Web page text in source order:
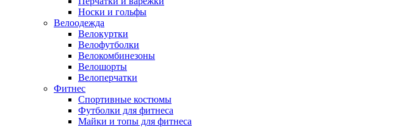
Носки и гольфы
Велоодежда
Велокуртки
Велофутболки
Велокомбинезоны
Велошорты
Велоперчатки
Фитнес
Спортивные костюмы
Футболки для фитнеса
Майки и топы для фитнеса